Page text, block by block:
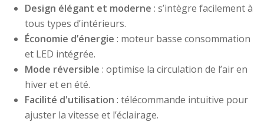
Design élégant et moderne : s’intègre facilement à
tous types d’intérieurs.
Économie d’énergie : moteur basse consommation
et LED intégrée.
Mode réversible : optimise la circulation de l’air en
hiver et en été.
Facilité d'utilisation : télécommande intuitive pour
ajuster la vitesse et l’éclairage.